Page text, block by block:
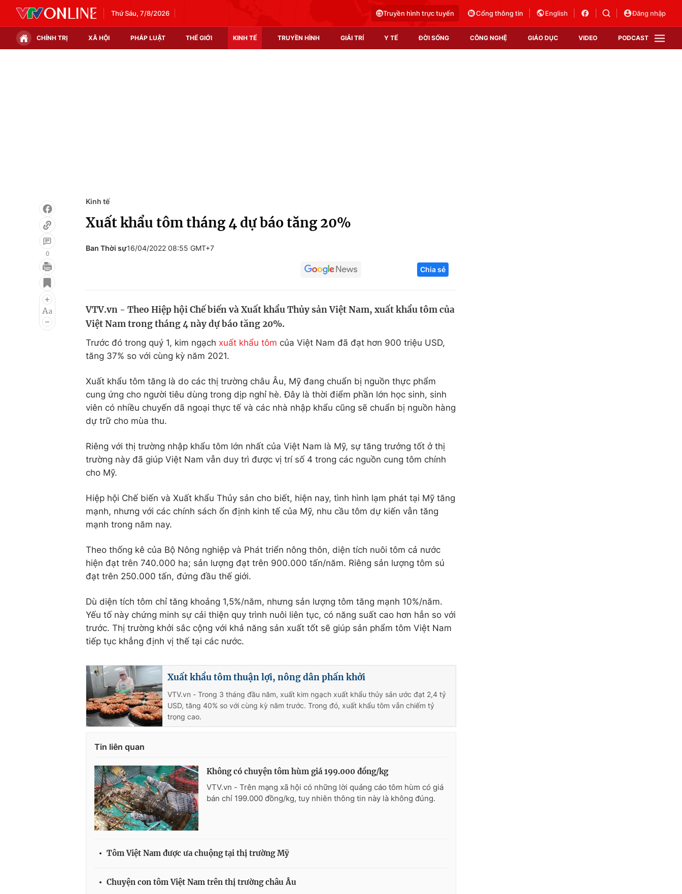
Thứ Sáu, 7/8/2026 Truyền hình trực tuyến Cổng thông tin English Đăng nhập
CHÍNH TRỊ XÃ HỘI PHÁP LUẬT THẾ GIỚI KINH TẾ TRUYỀN HÌNH GIẢI TRÍ Y TẾ ĐỜI SỐNG CÔNG NGHỆ GIÁO DỤC VIDEO PODCAST
Điện ảnh
Âm nhạc
Làm đẹp
Học trực tuyến
Công nghệ
Sản phẩm
0
Kinh tế
Xuất khẩu tôm tháng 4 dự báo tăng 20%
Ban Thời sự16/04/2022 08:55 GMT+7
Chia sẻ
VTV.vn - Theo Hiệp hội Chế biến và Xuất khẩu Thủy sản Việt Nam, xuất khẩu tôm của
Việt Nam trong tháng 4 này dự báo tăng 20%.
Trước đó trong quý 1, kim ngạch xuất khẩu tôm của Việt Nam đã đạt hơn 900 triệu USD,
tăng 37% so với cùng kỳ năm 2021.
Xuất khẩu tôm tăng là do các thị trường châu Âu, Mỹ đang chuẩn bị nguồn thực phẩm
cung ứng cho người tiêu dùng trong dịp nghỉ hè. Đây là thời điểm phần lớn học sinh, sinh
viên có nhiều chuyến dã ngoại thực tế và các nhà nhập khẩu cũng sẽ chuẩn bị nguồn hàng
dự trữ cho mùa thu.
Riêng với thị trường nhập khẩu tôm lớn nhất của Việt Nam là Mỹ, sự tăng trưởng tốt ở thị
trường này đã giúp Việt Nam vẫn duy trì được vị trí số 4 trong các nguồn cung tôm chính
cho Mỹ.
Hiệp hội Chế biến và Xuất khẩu Thủy sản cho biết, hiện nay, tình hình lạm phát tại Mỹ tăng
mạnh, nhưng với các chính sách ổn định kinh tế của Mỹ, nhu cầu tôm dự kiến vẫn tăng
mạnh trong năm nay.
Theo thống kê của Bộ Nông nghiệp và Phát triển nông thôn, diện tích nuôi tôm cả nước
hiện đạt trên 740.000 ha; sản lượng đạt trên 900.000 tấn/năm. Riêng sản lượng tôm sú
đạt trên 250.000 tấn, đứng đầu thế giới.
Dù diện tích tôm chỉ tăng khoảng 1,5%/năm, nhưng sản lượng tôm tăng mạnh 10%/năm.
Yếu tố này chứng minh sự cải thiện quy trình nuôi liên tục, có năng suất cao hơn hẳn so với
trước. Thị trường khởi sắc cộng với khả năng sản xuất tốt sẽ giúp sản phẩm tôm Việt Nam
tiếp tục khẳng định vị thế tại các nước.
Xuất khẩu tôm thuận lợi, nông dân phấn khởi
VTV.vn - Trong 3 tháng đầu năm, xuất kim ngạch xuất khẩu thủy sản ước đạt 2,4 tỷ
USD, tăng 40% so với cùng kỳ năm trước. Trong đó, xuất khẩu tôm vẫn chiếm tỷ
trọng cao.
Tin liên quan
Không có chuyện tôm hùm giá 199.000 đồng/kg
VTV.vn - Trên mạng xã hội có những lời quảng cáo tôm hùm có giá
bán chỉ 199.000 đồng/kg, tuy nhiên thông tin này là không đúng.
Tôm Việt Nam được ưa chuộng tại thị trường Mỹ
Chuyện con tôm Việt Nam trên thị trường châu Âu